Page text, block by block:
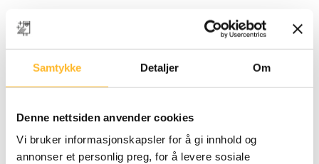
Samtykke Detaljer Om
Denne nettsiden anvender cookies
Vi bruker informasjonskapsler for å gi innhold og
annonser et personlig preg, for å levere sosiale
Ærlig talt dere – Erna er faktisk en typisk 60-åring:
spreke 60-åringene finnes i hopetall, og det er
med at 70 er det nye 50. Dagens 70-åringer er mer
aktive og friske enn noen gang før. Den såkalte
studienhar undersøkt aldring siden 1971. Gjennom